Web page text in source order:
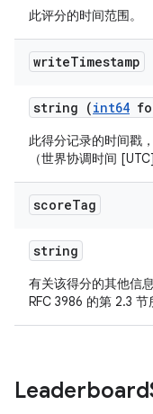
此评分的时间范围。
writeTimestamp
string (int64
此得分记录的时间戳
（世界协调时间 [UTC]
scoreTag
string
有关该得分的其他信
RFC 3986 的第 2.3 节
Leaderboard